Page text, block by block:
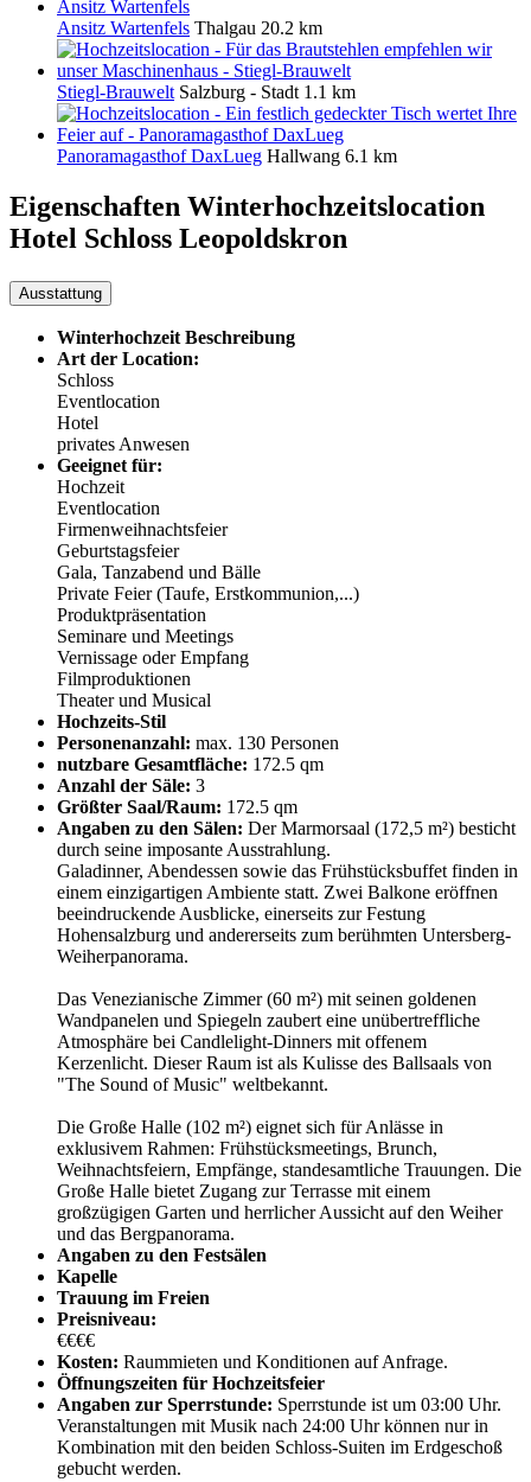
Ansitz Wartenfels Thalgau 20.2 km
Stiegl-Brauwelt Salzburg - Stadt 1.1 km
Panoramagasthof DaxLueg Hallwang 6.1 km
Eigenschaften Winterhochzeitslocation
Hotel Schloss Leopoldskron
Ausstattung
Winterhochzeit Beschreibung
Art der Location:
Schloss
Eventlocation
Hotel
privates Anwesen
Geeignet für:
Hochzeit
Eventlocation
Firmenweihnachtsfeier
Geburtstagsfeier
Gala, Tanzabend und Bälle
Private Feier (Taufe, Erstkommunion,...)
Produktpräsentation
Seminare und Meetings
Vernissage oder Empfang
Filmproduktionen
Theater und Musical
Hochzeits-Stil
Personenanzahl: max. 130 Personen
nutzbare Gesamtfläche: 172.5 qm
Anzahl der Säle: 3
Größter Saal/Raum: 172.5 qm
Angaben zu den Sälen: Der Marmorsaal (172,5 m²) besticht
durch seine imposante Ausstrahlung.
Galadinner, Abendessen sowie das Frühstücksbuffet finden in
einem einzigartigen Ambiente statt. Zwei Balkone eröffnen
beeindruckende Ausblicke, einerseits zur Festung
Hohensalzburg und andererseits zum berühmten Untersberg-
Weiherpanorama.
Das Venezianische Zimmer (60 m²) mit seinen goldenen
Wandpanelen und Spiegeln zaubert eine unübertreffliche
Atmosphäre bei Candlelight-Dinners mit offenem
Kerzenlicht. Dieser Raum ist als Kulisse des Ballsaals von
"The Sound of Music" weltbekannt.
Die Große Halle (102 m²) eignet sich für Anlässe in
exklusivem Rahmen: Frühstücksmeetings, Brunch,
Weihnachtsfeiern, Empfänge, standesamtliche Trauungen. Die
Große Halle bietet Zugang zur Terrasse mit einem
großzügigen Garten und herrlicher Aussicht auf den Weiher
und das Bergpanorama.
Angaben zu den Festsälen
Kapelle
Trauung im Freien
Preisniveau:
€€€€
Kosten: Raummieten und Konditionen auf Anfrage.
Öffnungszeiten für Hochzeitsfeier
Angaben zur Sperrstunde: Sperrstunde ist um 03:00 Uhr.
Veranstaltungen mit Musik nach 24:00 Uhr können nur in
Kombination mit den beiden Schloss-Suiten im Erdgeschoß
gebucht werden.